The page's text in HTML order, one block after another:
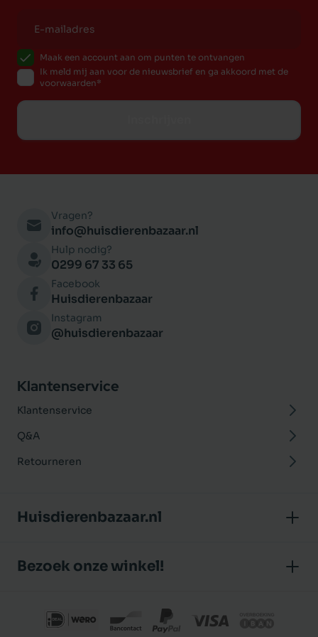
Ruwe as 9,5 %
Ruwe celstof 3 %
Vocht 10 %
Magnesium 0,1 %
Omega-6 2,5 %
DHA / EPA 0,25 % / 0,2 %
Maak een account aan om punten te ontvangen
Ik meld mij aan voor de nieuwsbrief en ga akkoord met de
voorwaarden
Vragen?
info@huisdierenbazaar.nl
Hulp nodig?
0299 67 33 65
Facebook
Huisdierenbazaar
Instagram
@huisdierenbazaar
Klantenservice
Klantenservice
Q&A
Retourneren
Huisdierenbazaar.nl
Klantbeoordelingen
Bezoek onze winkel!
J.P. Poelstraat 8